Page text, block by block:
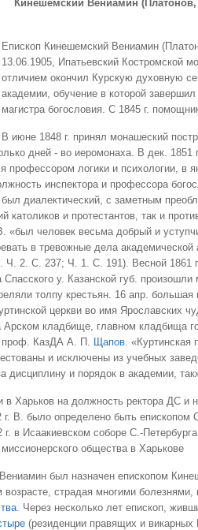
Кинешемский Вениамин
Епископ Кинешемский Вениамин
13.06.1905, Ипатьевский Костромской
отличием окончил Курскую духовную
академии, обучение в которой
магистра богословия. С 1845 г.
В июне 1848 г. принял монашеский
дней - во иеромонаха. В дек.
профессором логики и психологии, в
инспектора и профессора
диалектический, с заметным
католиков и протестантов, так и
«был человек весьма добрый и
в тревожные дела академической
Ч. 2. С. 237; Ч. 1. С. 191). Весной 1861
Спасского у. Казанской губ.
толпу крестьян. 16 апр. большая
церкви во имя Ярославских
Арском кладбище, главном кладбища
проф. КазДА А. П. Щапов. «Куртинская
и исключены из учебных
дисциплину и порядок в академии,
Харьков на должность ректора ДС и
В. было определено быть епископом
в Исаакиевском соборе С.-
общества в Харькове
был назначен епископом
страдая многими
. Через несколько лет епископ,
(резиденции правящих и